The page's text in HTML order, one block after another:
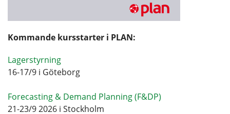
Kommande kursstarter i PLAN:
Lagerstyrning
16-17/9 i Göteborg
Forecasting & Demand Planning (F&DP)
21-23/9 2026 i Stockholm